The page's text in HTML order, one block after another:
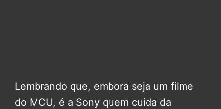
Lembrando que, embora seja um filme
do MCU, é a Sony quem cuida da